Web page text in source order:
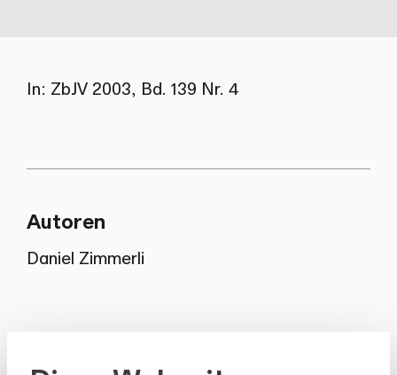
In: ZbJV 2003, Bd. 139 Nr. 4
Autoren
Daniel Zimmerli